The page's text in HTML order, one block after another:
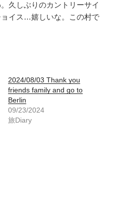
久しぶりのカントリーサイ
ョイス…嬉しいな。この村で
2024/08/03 Thank you
friends family and go to
Berlin
09/23/2024
旅Diary